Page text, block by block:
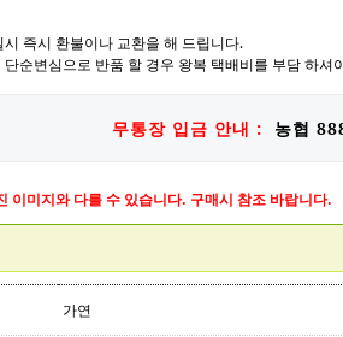
즉시 환불이나 교환을 해 드립니다.
순변심으로 반품 할 경우 왕복 택배비를 부담 하셔
무통장 입금 안내 : 농협
이미지와 다를 수 있습니다. 구매시 참조 바랍니다.
가연